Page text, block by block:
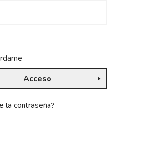
Acceso
la contraseña?